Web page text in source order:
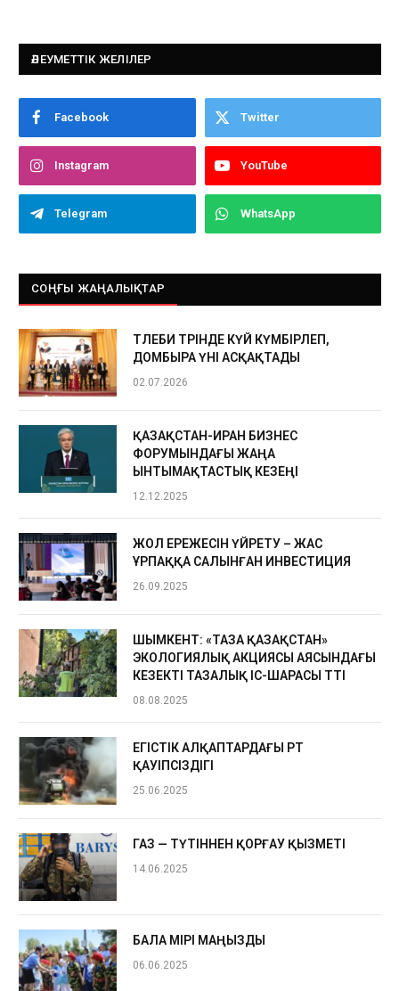
ӘЛЕУМЕТТІК ЖЕЛІЛЕР
Facebook Twitter
Instagram YouTube
Telegram WhatsApp
СОҢҒЫ ЖАҢАЛЫҚТАР
ТӨЛЕБИ ТӨРІНДЕ КҮЙ КҮМБІРЛЕП,
ДОМБЫРА ҮНІ АСҚАҚТАДЫ
02.07.2026
ҚАЗАҚСТАН-ИРАН БИЗНЕС
ФОРУМЫНДАҒЫ ЖАҢА
ЫНТЫМАҚТАСТЫҚ КЕЗЕҢІ
12.12.2025
ЖОЛ ЕРЕЖЕСІН ҮЙРЕТУ – ЖАС
ҰРПАҚҚА САЛЫНҒАН ИНВЕСТИЦИЯ
26.09.2025
ШЫМКЕНТ: «ТАЗА ҚАЗАҚСТАН»
ЭКОЛОГИЯЛЫҚ АКЦИЯСЫ АЯСЫНДАҒЫ
КЕЗЕКТІ ТАЗАЛЫҚ ІС-ШАРАСЫ ӨТТІ
08.08.2025
ЕГІСТІК АЛҚАПТАРДАҒЫ ӨРТ
ҚАУІПСІЗДІГІ
25.06.2025
ГАЗ — ТҮТІННЕН ҚОРҒАУ ҚЫЗМЕТІ
14.06.2025
БАЛА ӨМІРІ МАҢЫЗДЫ
06.06.2025